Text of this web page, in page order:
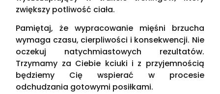
zwiększy potliwość ciała.
Pamiętaj, że wypracowanie mięśni brzucha
wymaga czasu, cierpliwości i konsekwencji. Nie
oczekuj natychmiastowych rezultatów.
Trzymamy za Ciebie kciuki i z przyjemnością
będziemy Cię wspierać w procesie
odchudzania gotowymi posiłkami.